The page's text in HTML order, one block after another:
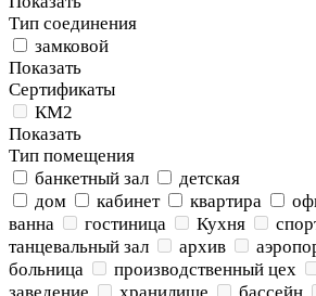
Тип соединения
замковой
Показать
Сертификаты
КМ2
Показать
Тип помещения
банкетный зал
детская
дом
кабинет квартира
ванна
гостиница Кухня
танцевальный зал
архив
больница
производственный цех